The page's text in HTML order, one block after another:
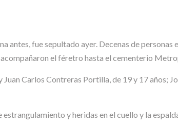
antes, fue sepultado ayer. Decenas de
el féretro hasta el cementerio
Carlos Contreras Portilla, de 19 y 17 años;
y heridas en el cuello y la